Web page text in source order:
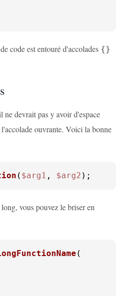
code est entouré d'accolades {}
devrait pas y avoir d'espace
ouvrante. Voici la bonne
( $arg1 , $arg2 );
vous pouvez le briser en